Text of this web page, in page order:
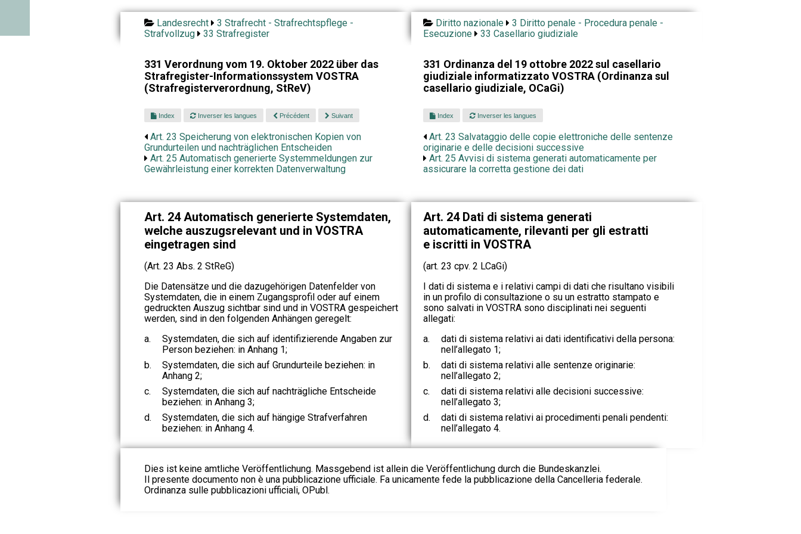
Landesrecht
3 Strafrecht - Strafrechtspflege -
Strafvollzug
33 Strafregister
Diritto nazionale
3 Diritto penale - Procedura penale -
Esecuzione
33 Casellario giudiziale
331 Verordnung vom 19. Oktober 2022 über das
Strafregister-Informationssystem VOSTRA
(Strafregisterverordnung, StReV)
331 Ordinanza del 19 ottobre 2022 sul casellario
giudiziale informatizzato VOSTRA (Ordinanza sul
casellario giudiziale, OCaGi)
Index Inverser les langues Précédent Suivant
Art. 23 Speicherung von elektronischen Kopien von
Grundurteilen und nachträglichen Entscheiden
Art. 25 Automatisch generierte Systemmeldungen zur
Gewährleistung einer korrekten Datenverwaltung
Index Inverser les langues
Art. 23 Salvataggio delle copie elettroniche delle sentenze
originarie e delle decisioni successive
Art. 25 Avvisi di sistema generati automaticamente per
assicurare la corretta gestione dei dati
Art. 24 Automatisch generierte Systemdaten,
welche auszugsrelevant und in VOSTRA
eingetragen sind
(Art. 23 Abs. 2 StReG)
Die Datensätze und die dazugehörigen Datenfelder von
Systemdaten, die in einem Zugangsprofil oder auf einem
gedruckten Auszug sichtbar sind und in VOSTRA gespeichert
werden, sind in den folgenden Anhängen geregelt:
a.
Systemdaten, die sich auf identifizierende Angaben zur
Person beziehen: in Anhang 1;
b.
Systemdaten, die sich auf Grundurteile beziehen: in
Anhang 2;
c.
Systemdaten, die sich auf nachträgliche Entscheide
beziehen: in Anhang 3;
d.
Systemdaten, die sich auf hängige Strafverfahren
beziehen: in Anhang 4.
Art. 24 Dati di sistema generati
automaticamente, rilevanti per gli estratti
e iscritti in VOSTRA
(art. 23 cpv. 2 LCaGi)
I dati di sistema e i relativi campi di dati che risultano visibili
in un profilo di consultazione o su un estratto stampato e
sono salvati in VOSTRA sono disciplinati nei seguenti
allegati:
a.
dati di sistema relativi ai dati identificativi della persona:
nell’allegato 1;
b.
dati di sistema relativi alle sentenze originarie:
nell’allegato 2;
c.
dati di sistema relativi alle decisioni successive:
nell’allegato 3;
d.
dati di sistema relativi ai procedimenti penali pendenti:
nell’allegato 4.
Dies ist keine amtliche Veröffentlichung. Massgebend ist allein die Veröffentlichung durch die Bundeskanzlei.
Il presente documento non è una pubblicazione ufficiale. Fa unicamente fede la pubblicazione della Cancelleria federale.
Ordinanza sulle pubblicazioni ufficiali, OPubl.